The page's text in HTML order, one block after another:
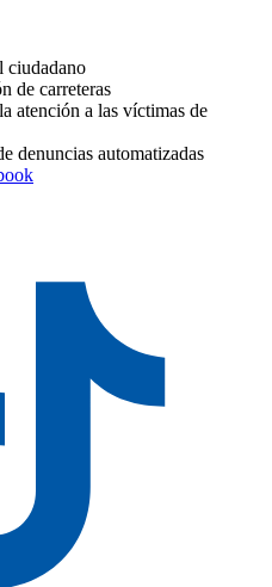
ciudadano
de carreteras
atención a las víctimas de
denuncias automatizadas